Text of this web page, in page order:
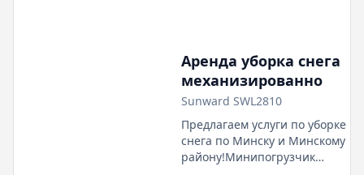
Аренда уборка снега
механизированно
Sunward SWL2810
Предлагаем услуги по уборке
снега по Минску и Минскому
району!Минипогрузчик